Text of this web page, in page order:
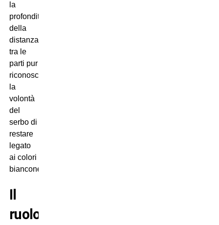
la
profondità
della
distanza
tra le
parti pur
riconoscendo
la
volontà
del
serbo di
restare
legato
ai colori
bianconeri.
Il
ruolo